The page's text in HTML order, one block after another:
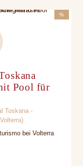
%
Pool für
Toskana -
bei Volterra